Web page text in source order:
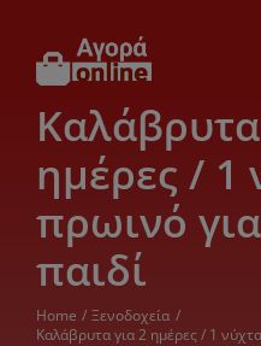
περιεχόμενο
Εικόνα & Ήχος
Παιχνίδια
Θέρμανση – Ψύξη
ημέρες / 1
πρωινό
παιδί
Home
Ξενοδοχεία
Καλάβρυτα για 2 ημέρες / 1